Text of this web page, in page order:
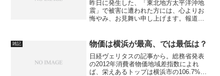
昨日に発生した、「東北地方太平洋沖地
震」で被害に遭われた方には、心よりお
悔やみ、お見舞い申し上げます。報道で
た、原発の状況も、予断を許さない状況
が続いています。昨夜は、電...
雑記 物価は横浜が最高、では最低は？
日経ヴェリタスの記事から。総務省発表
の2012年消費者物価地域差指数によれ
ば、栄えあるトップは横浜市の106.7%。